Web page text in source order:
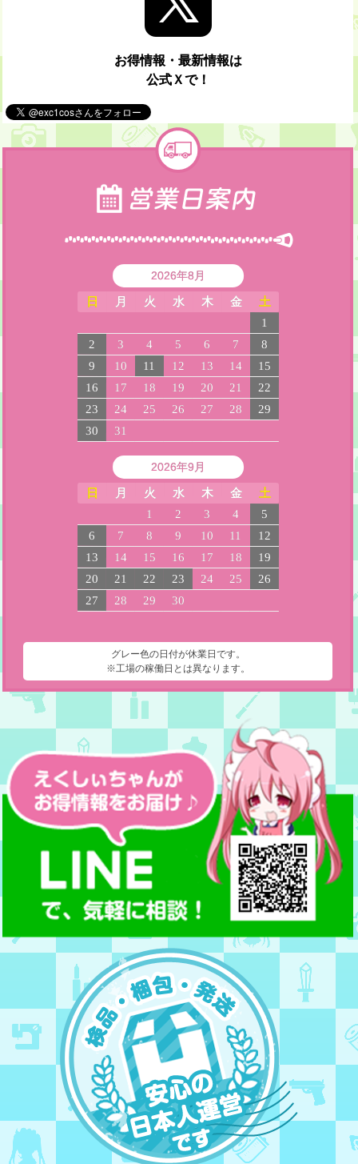
お得情報・最新情報は
公式Ｘで！
2026年8月
日 月 火 水 木 金 土
1
2
3 4 5 6 7
8
9
10 11 12 13 14
15
16
17 18 19 20 21
22
23
24 25 26 27 28
29
30
31
2026年9月
日 月 火 水 木 金 土
1 2 3 4
5
6
7 8 9 10 11
12
13
14 15 16 17 18
19
20
21 22 23 24 25
26
27
28 29 30
グレー色の日付が休業日です。
※工場の稼働日とは異なります。